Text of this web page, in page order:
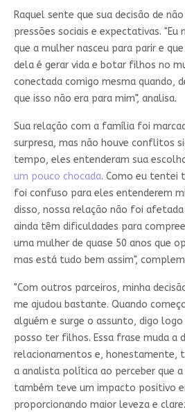
Raquel sente que sua decisão de
pressões sociais e expectativas. "Eu
que a mulher nasceu para parir e
dela é gerar vida e botar filhos no
conectada comigo mesma quando,
que isso não era para mim", analisa.
Sua relação com a família foi
surpresa, mas não houve conflitos
tempo, eles entenderam sua
um pouco chocada. Como eu
foi confuso para eles entenderem
disso, nossa relação não foi
ainda têm dificuldades para
uma mulher de quase 50 anos que
mas está tudo bem assim",
"Com outros parceiros, minha
me ajudou bastante. Quando
alguém e surge o assunto, digo logo
posso ter filhos. Essa frase muda a
relacionamentos e, honestamente,
a analista política ao perceber que a
também teve um impacto positivo
proporcionando maior leveza e